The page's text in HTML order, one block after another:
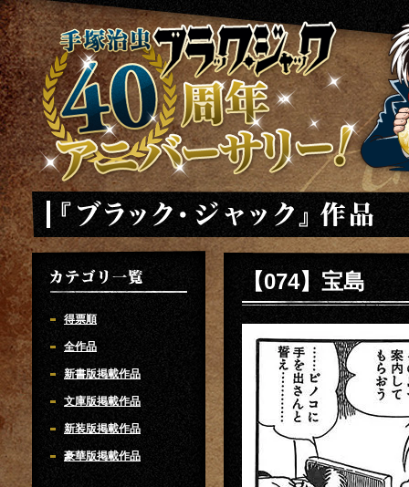
手塚治虫 ブラックジャック 40周年アニバーサリー
「ブラック・ジャック」
得票順
全作品
新書版掲載作品
文庫版掲載作品
新装版掲載作品
豪華版掲載作品
【074】宝島